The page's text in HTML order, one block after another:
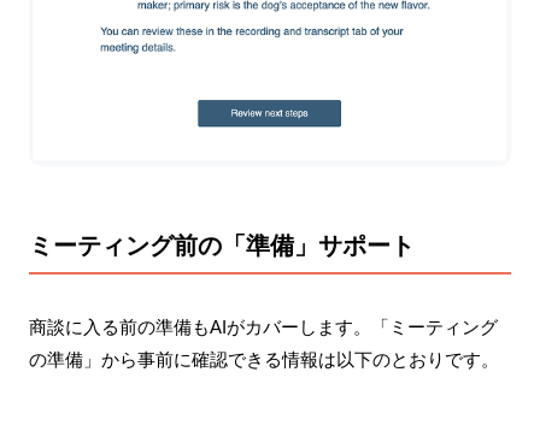
ミーティング前の「準備」サポート
商談に入る前の準備もAIがカバーします。「ミーティング
の準備」から事前に確認できる情報は以下のとおりです。